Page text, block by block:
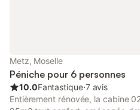
Metz, Moselle
Péniche pour 6 personnes
10.0Fantastique⋅7 avis
Entièrement rénovée, la cabine